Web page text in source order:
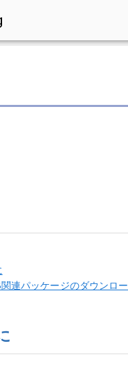
連パッケージのダウンロ